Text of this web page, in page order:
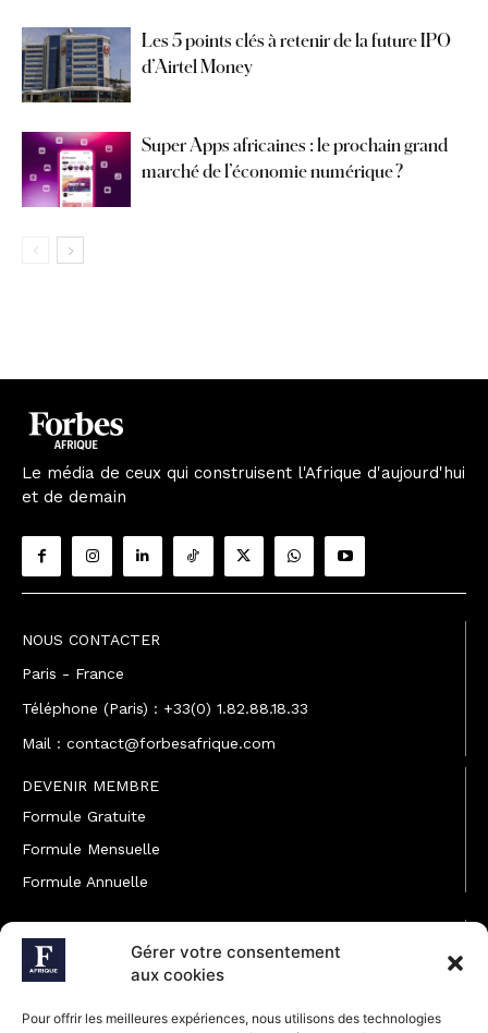
Gérer votre consentement
aux cookies
Pour offrir les meilleures expériences, nous utilisons des technologies
Les 5 points clés à retenir de la future IPO
d’Airtel Money
Super Apps africaines : le prochain grand
marché de l’économie numérique ?
Le média de ceux qui construisent l'Afrique d'aujourd'hui
et de demain
NOUS CONTACTER
Paris - France
Téléphone (Paris) : +33(0) 1.82.88.18.33
Mail : contact@forbesafrique.com
DEVENIR MEMBRE
Formule Gratuite
Formule Mensuelle
Formule Annuelle
JOINDRE L'ÉQUIPE
Rédaction